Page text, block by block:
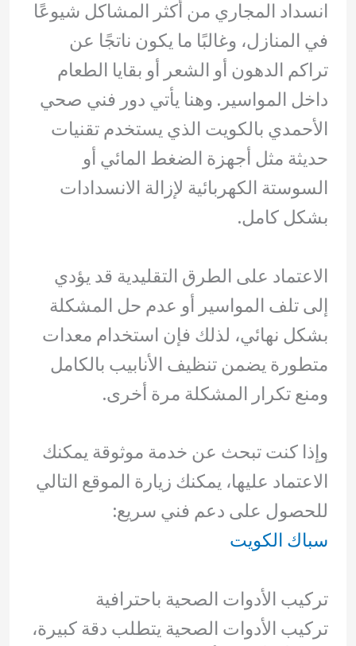
انسداد المجاري من أكثر المشاكل شيوعًا
في المنازل، وغالبًا ما يكون ناتجًا عن
تراكم الدهون أو الشعر أو بقايا الطعام
داخل المواسير. وهنا يأتي دور فني صحي
الأحمدي بالكويت الذي يستخدم تقنيات
حديثة مثل أجهزة الضغط المائي أو
السوستة الكهربائية لإزالة الانسدادات
بشكل كامل.
الاعتماد على الطرق التقليدية قد يؤدي
إلى تلف المواسير أو عدم حل المشكلة
بشكل نهائي، لذلك فإن استخدام معدات
متطورة يضمن تنظيف الأنابيب بالكامل
ومنع تكرار المشكلة مرة أخرى.
وإذا كنت تبحث عن خدمة موثوقة يمكنك
الاعتماد عليها، يمكنك زيارة الموقع التالي
للحصول على دعم فني سريع:
سباك الكويت
تركيب الأدوات الصحية باحترافية
تركيب الأدوات الصحية يتطلب دقة كبيرة،